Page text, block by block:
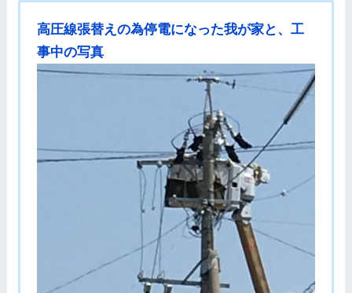
高圧線張替えの為停電になった我が家と、工
事中の写真